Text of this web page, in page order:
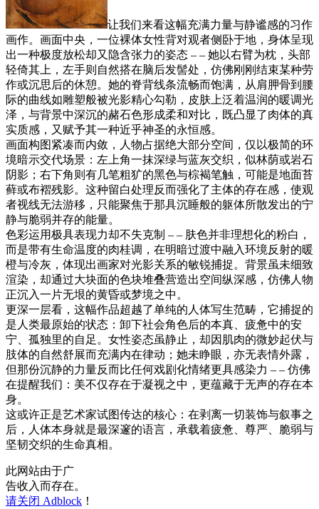
让我们来看这幅充满力量与静谧感的习作
画作。画面中央，一位裸体女性背对观者侧卧于地，身体呈现
出一种极度放松却又隐含张力的姿态 – – 她以右臂为枕，头部
轻倚其上，左手则自然搭在脑后发髻处，仿佛刚刚结束某种劳
作或沉思后的休憩。她的脊背线条流畅而饱满，从肩胛骨到腰
际的曲线如雕塑般被光影精心勾勒，皮肤上泛着温润的暖调光
泽，与背景中深沉的赭石色形成柔和对比，既凸显了肉体的真
实质感，又赋予其一种近乎神圣的永恒感。
画面构图紧凑而内敛，人物占据绝大部分空间，仅以极简的环
境暗示交代场景：左上角一抹深绿与蓝灰交织，似林荫或岩石
阴影；右下角则有几笔粗犷的黑色与棕褐笔触，可能是地面苔
藓或布褶残影。这种留白处理反而强化了主体的存在感，使观
者视线无法游移，只能聚焦于那具沉睡般的躯体所散发出的宁
静与脆弱并存的能量。
色彩运用极具表现力却不失克制 – – 肤色并非理想化的粉白，
而是带有生命温度的肉桂调，在明暗过渡中融入环境反射的暖
橙与冷灰，体现出画家对光影关系的敏锐捕捉。背景虽未细致
渲染，却通过大块面的色块堆叠营造出空间纵深感，仿佛人物
正沉入一片无垠的黄昏或梦境之中。
更深一层看，这幅作品超越了单纯的人体写生范畴，它捕捉的
是人类最原始的状态：卸下社会角色后的本真、疲惫中的安
宁、孤独里的自足。女性姿态虽静止，却因肌肉的微妙起伏与
肢体的自然舒展而充满内在律动；她未睁眼，亦无表情外露，
但那份沉静的力量反而比任何戏剧化情绪更具感染力 – – 仿佛
在提醒我们：美不仅存在于凝视之中，更蕴藏于无声的存在本
身。
这或许正是艺术家试图传达的核心：在剥离一切装饰与叙事之
后，人体本身就是最深邃的语言，承载着疲惫、尊严、脆弱与
坚韧交织的生命真相。
此网站由于广
告收入而存在。
请关闭 Adblock ！